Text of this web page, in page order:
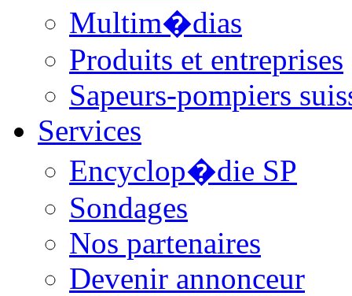
Multim�dias
Produits et entreprises
Sapeurs-pompiers
Services
Encyclop�die SP
Sondages
Nos partenaires
Devenir annonceur